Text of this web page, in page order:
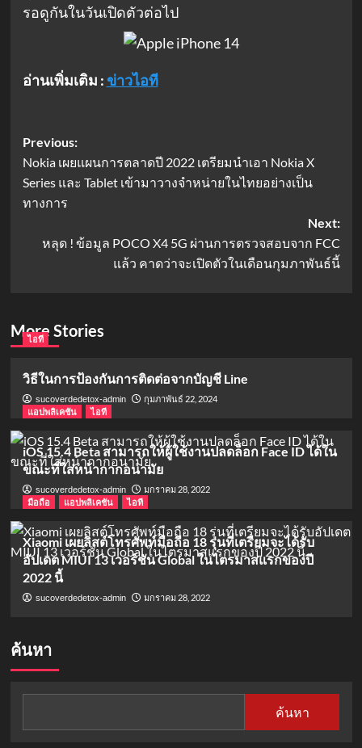
รอดูกันในวันเปิดตัวต่อไป
อ่านเพิ่มเติม : ข่าวไอที
Post
navigation
Previous:
Nokia เผยแผนการตลาดปี 2022 เตรียมนำเอา Nokia X
Series และ Tablet เข้ามาวางจำหน่ายในไทยอย่างเป็น
ทางการ
Next:
หลุด ! ข้อมูล POCO X4 5G ผ่านการตรวจสอบจาก FCC
แล้ว คาดว่าจะเปิดตัวในเดือนกุมภาพันธ์นี้
More Stories
ไอที
วิธีในการป้องกันการติดต่อจากบัญชี Line
sucoverdedetox-admin
กุมภาพันธ์ 22, 2024
แอปพลิเคชัน
ไอที
iOS 15.4 Beta สามารถให้ผู้ใช้งานปลดล็อก Face ID ได้ใน
ขณะที่ใส่หน้ากากอนามัย
sucoverdedetox-admin
มกราคม 28, 2022
มือถือ
แอปพลิเคชัน ไอที
Xiaomi เผยลิสต์โทรศัพท์มือถือ 18 รุ่นที่เตรียมจะได้รับ
อัปเดต MIUI 13 เวอร์ชัน Global ในไตรมาสแรกของปี
2022 นี้
sucoverdedetox-admin มกราคม 28, 2022
ค้นหา
ค้นหา